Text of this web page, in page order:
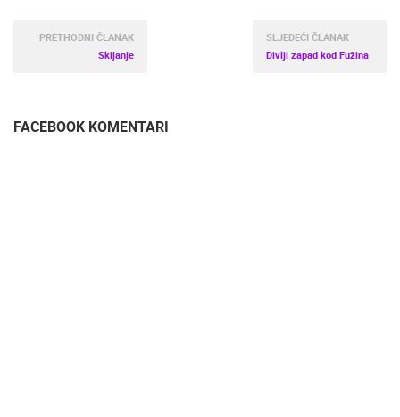
PRETHODNI ČLANAK
Skijanje
SLJEDEĆI ČLANAK
Divlji zapad kod Fužina
FACEBOOK KOMENTARI